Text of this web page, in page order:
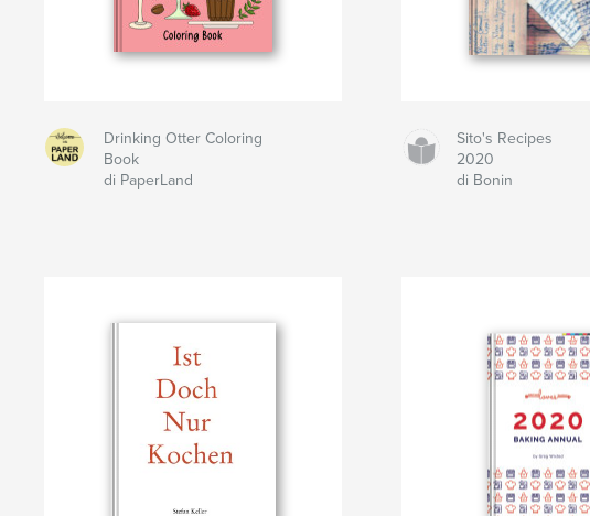
Drinking Otter Coloring
Book
di PaperLand
Sito's Recipes
2020
di Bonin